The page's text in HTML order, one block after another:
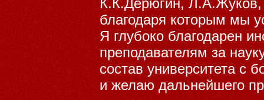
К.К.Дерюгин, Л.А.Жуков,
благодаря которым мы
Я глубоко благодарен
преподавателям за
состав университета с
и желаю дальнейшего